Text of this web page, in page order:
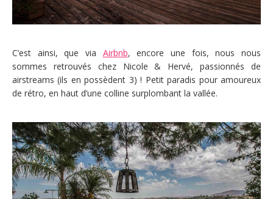
C’est ainsi, que via Airbnb, encore une fois, nous nous
sommes retrouvés chez Nicole & Hervé, passionnés de
airstreams (ils en possèdent 3) ! Petit paradis pour amoureux
de rétro, en haut d’une colline surplombant la vallée.